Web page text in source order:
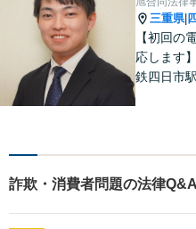
三重県|
【初回の
応します
鉄四日市
刑事事件
得する解
通事故】
尽力
詐欺・消費者問題の法律